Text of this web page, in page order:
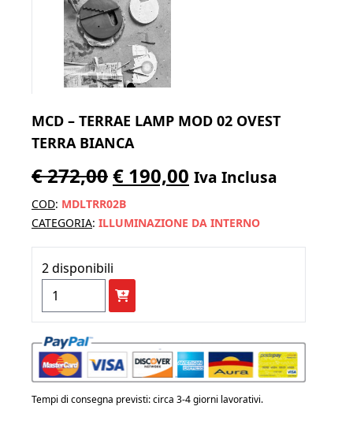
MCD – TERRAE LAMP MOD 02 OVEST
TERRA BIANCA
€272,00Il
prezzo
originale
era:
€ 272,00.
€ 190,00 Il
attuale
è:
Iva Inclusa
COD: MDLTRR02B
CATEGORIA: ILLUMINAZIONE DA INTERNO
2 disponibili
MCD
-
TERRAE
LAMP
Mod
02
Tempi di consegna previsti: circa 3-4 giorni lavorativi.